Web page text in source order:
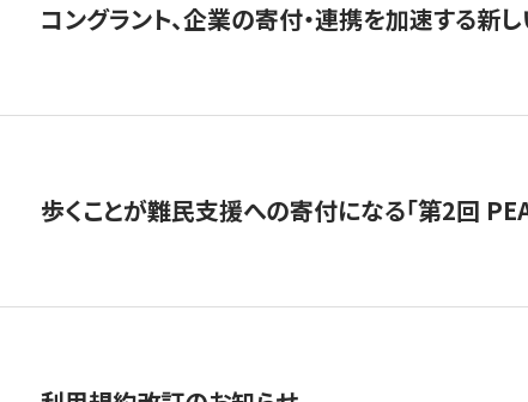
コングラント、企業の寄付・連携を加速する
歩くことが難民支援への寄付になる「第2回